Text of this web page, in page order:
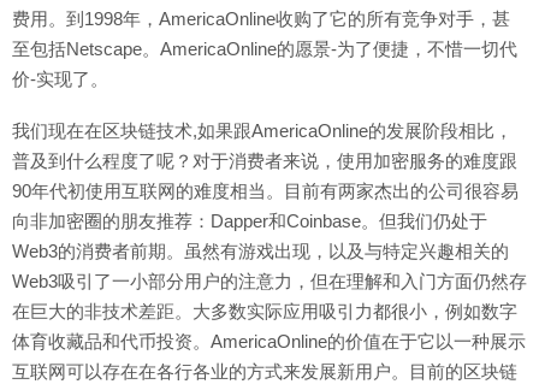
费用。到1998年，AmericaOnline收购了它的所有竞争对手，甚
至包括Netscape。AmericaOnline的愿景-为了便捷，不惜一切代
价-实现了。
我们现在在区块链技术,如果跟AmericaOnline的发展阶段相比，
普及到什么程度了呢？对于消费者来说，使用加密服务的难度跟
90年代初使用互联网的难度相当。目前有两家杰出的公司很容易
向非加密圈的朋友推荐：Dapper和Coinbase。但我们仍处于
Web3的消费者前期。虽然有游戏出现，以及与特定兴趣相关的
Web3吸引了一小部分用户的注意力，但在理解和入门方面仍然存
在巨大的非技术差距。大多数实际应用吸引力都很小，例如数字
体育收藏品和代币投资。AmericaOnline的价值在于它以一种展示
互联网可以存在在各行各业的方式来发展新用户。目前的区块链